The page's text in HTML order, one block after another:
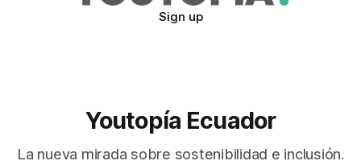
Sign up
Youtopía Ecuador
La nueva mirada sobre sostenibilidad e inclusión.